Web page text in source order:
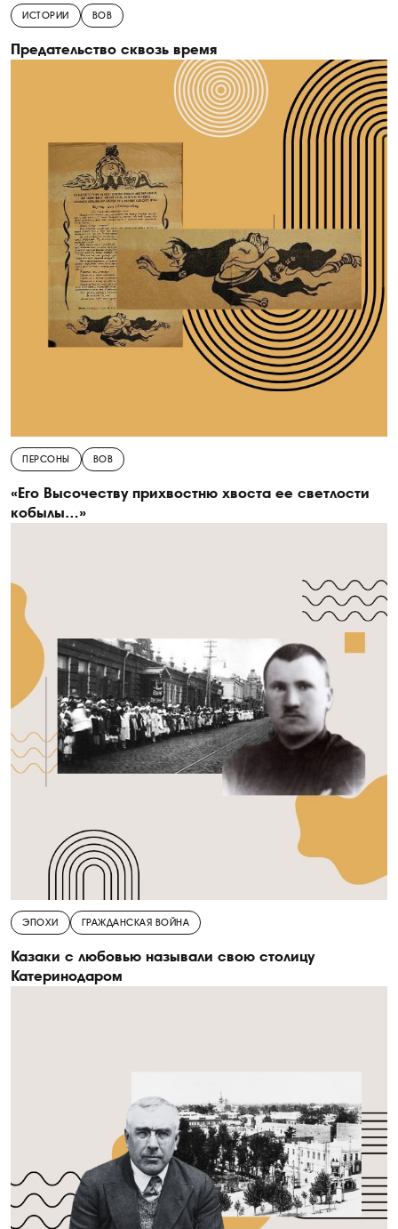
ИСТОРИИ ВОВ
Предательство сквозь время
ПЕРСОНЫ ВОВ
«Его Высочеству прихвостню хвоста ее светлости
кобылы…»
ЭПОХИ ГРАЖДАНСКАЯ ВОЙНА
Казаки с любовью называли свою столицу
Катеринодаром